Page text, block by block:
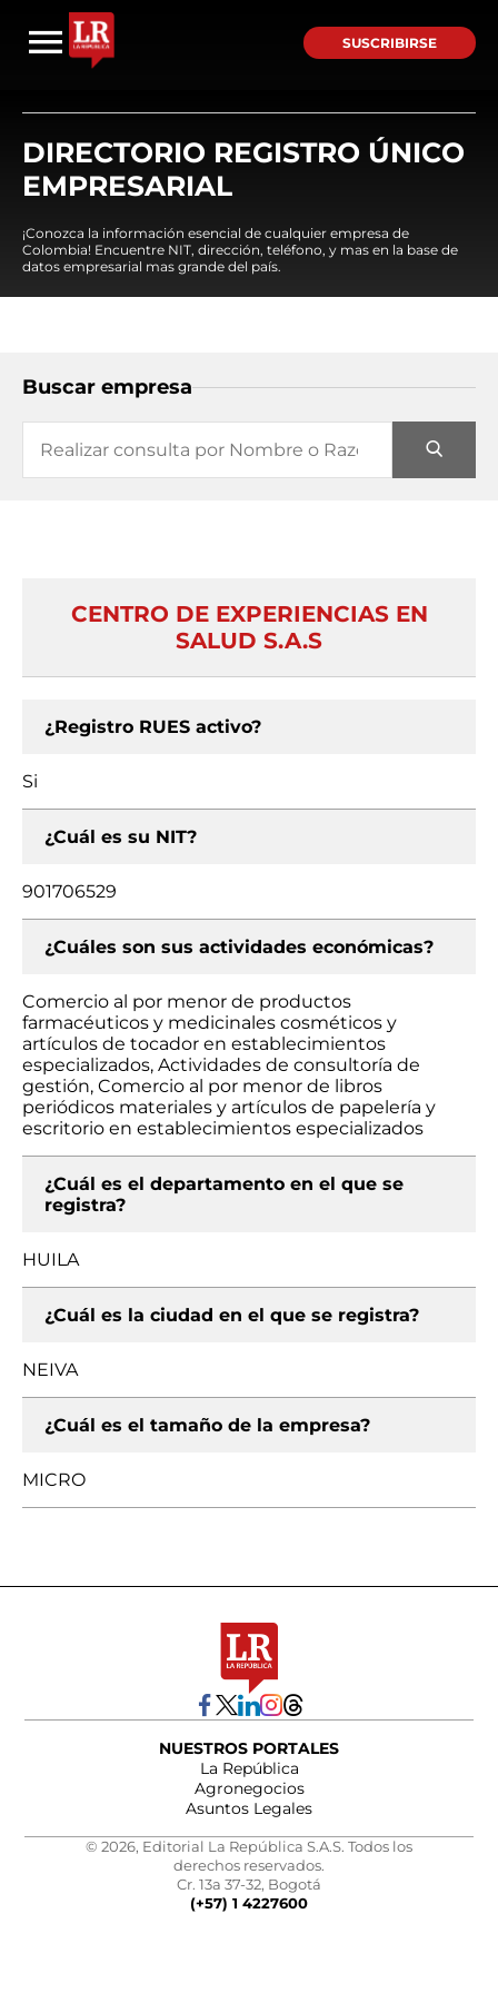
SUSCRIBIRSE
DIRECTORIO REGISTRO ÚNICO
EMPRESARIAL
¡Conozca la información esencial de cualquier empresa de
Colombia! Encuentre NIT, dirección, teléfono, y mas en la base de
datos empresarial mas grande del país.
Buscar empresa
CENTRO DE EXPERIENCIAS EN
SALUD S.A.S
¿Registro RUES activo?
Si
¿Cuál es su NIT?
901706529
¿Cuáles son sus actividades económicas?
Comercio al por menor de productos
farmacéuticos y medicinales cosméticos y
artículos de tocador en establecimientos
especializados, Actividades de consultoría de
gestión, Comercio al por menor de libros
periódicos materiales y artículos de papelería y
escritorio en establecimientos especializados
¿Cuál es el departamento en el que se
registra?
HUILA
¿Cuál es la ciudad en el que se registra?
NEIVA
¿Cuál es el tamaño de la empresa?
MICRO
NUESTROS PORTALES
La República
Agronegocios
Asuntos Legales
© 2026, Editorial La República S.A.S. Todos los
derechos reservados.
Cr. 13a 37-32, Bogotá
(+57) 1 4227600